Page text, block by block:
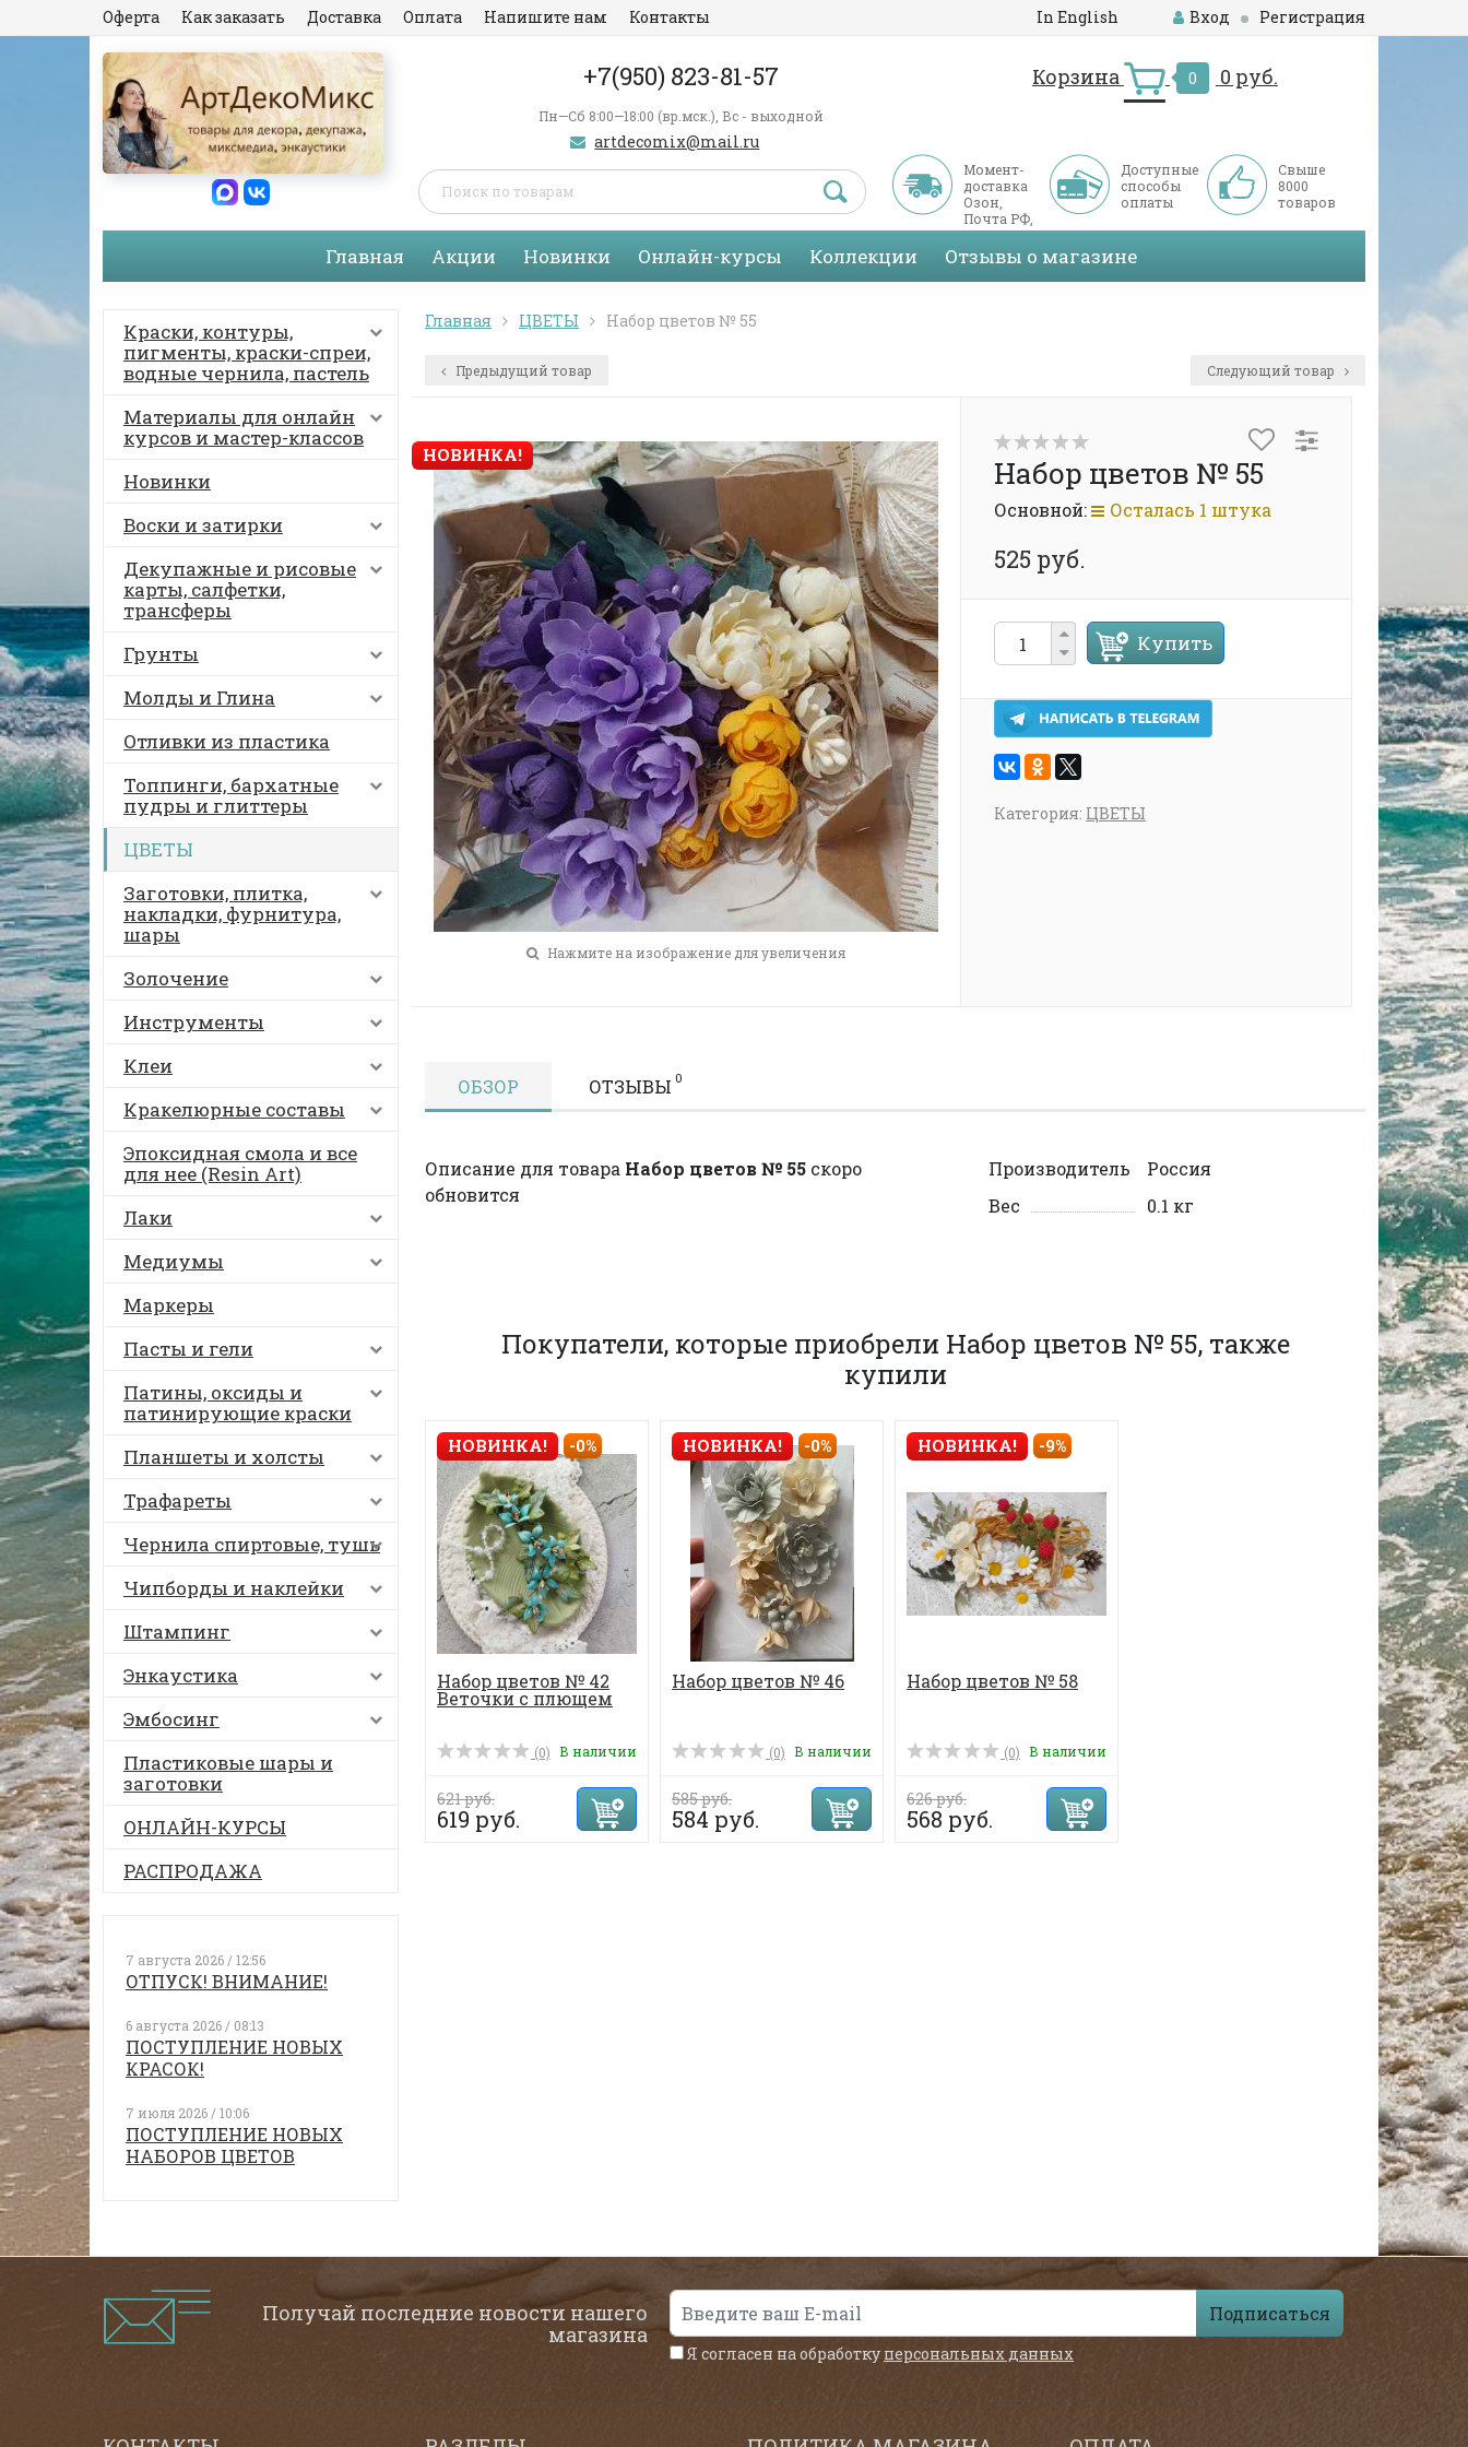
Оферта Как заказать Доставка Оплата Напишите нам Контакты In English Вход Регистрация
+7(950) 823-81-57
Пн—Сб 8:00—18:00 (вр.мск.), Вс - выходной
artdecomix@mail.ru
Корзина 0 0 руб.
Момент-
доставка
Озон,
Почта РФ,
СДЭК
Доступные
способы
оплаты
Свыше
8000
товаров
Главная Акции Новинки Онлайн-курсы Коллекции Отзывы о магазине
Краски, контуры,
пигменты, краски-спреи,
водные чернила, пастель
Материалы для онлайн
курсов и мастер-классов
Новинки
Воски и затирки
Декупажные и рисовые
карты, салфетки,
трансферы
Грунты
Молды и Глина
Отливки из пластика
Топпинги, бархатные
пудры и глиттеры
ЦВЕТЫ
Заготовки, плитка,
накладки, фурнитура,
шары
Золочение
Инструменты
Клеи
Кракелюрные составы
Эпоксидная смола и все
для нее (Resin Art)
Лаки
Медиумы
Маркеры
Пасты и гели
Патины, оксиды и
патинирующие краски
Планшеты и холсты
Трафареты
Чернила спиртовые, тушь
Чипборды и наклейки
Штампинг
Энкаустика
Эмбосинг
Пластиковые шары и
заготовки
ОНЛАЙН-КУРСЫ
РАСПРОДАЖА
7 августа 2026 / 12:56
ОТПУСК! ВНИМАНИЕ!
6 августа 2026 / 08:13
ПОСТУПЛЕНИЕ НОВЫХ
КРАСОК!
7 июля 2026 / 10:06
ПОСТУПЛЕНИЕ НОВЫХ
НАБОРОВ ЦВЕТОВ
Главная ЦВЕТЫ Набор цветов № 55
Предыдущий товар Следующий товар
НОВИНКА!
Нажмите на изображение для увеличения
Набор цветов № 55
Основной: Осталась 1 штука
525 руб.
Купить
Категория: ЦВЕТЫ
ОБЗОР ОТЗЫВЫ 0
Описание для товара Набор цветов № 55 скоро
обновится
Производитель
Россия
Вес
0.1 кг
Покупатели, которые приобрели Набор цветов № 55, также
купили
НОВИНКА! -0%
Набор цветов № 42
Веточки с плющем
(0) В наличии
621 руб.
619 руб.
НОВИНКА! -0%
Набор цветов № 46
(0) В наличии
585 руб.
584 руб.
НОВИНКА! -9%
Набор цветов № 58
(0) В наличии
626 руб.
568 руб.
Получай последние новости нашего
магазина
Подписаться
Я согласен на обработку персональных данных